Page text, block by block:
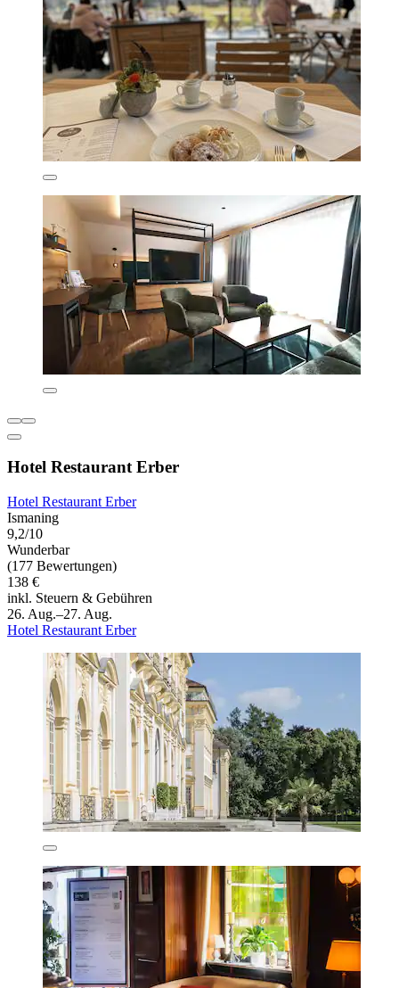
Hotel Restaurant Erber
Hotel Restaurant Erber
Ismaning
9,2/10
Wunderbar
(177 Bewertungen)
138 €
inkl. Steuern & Gebühren
26. Aug.–27. Aug.
Hotel Restaurant Erber